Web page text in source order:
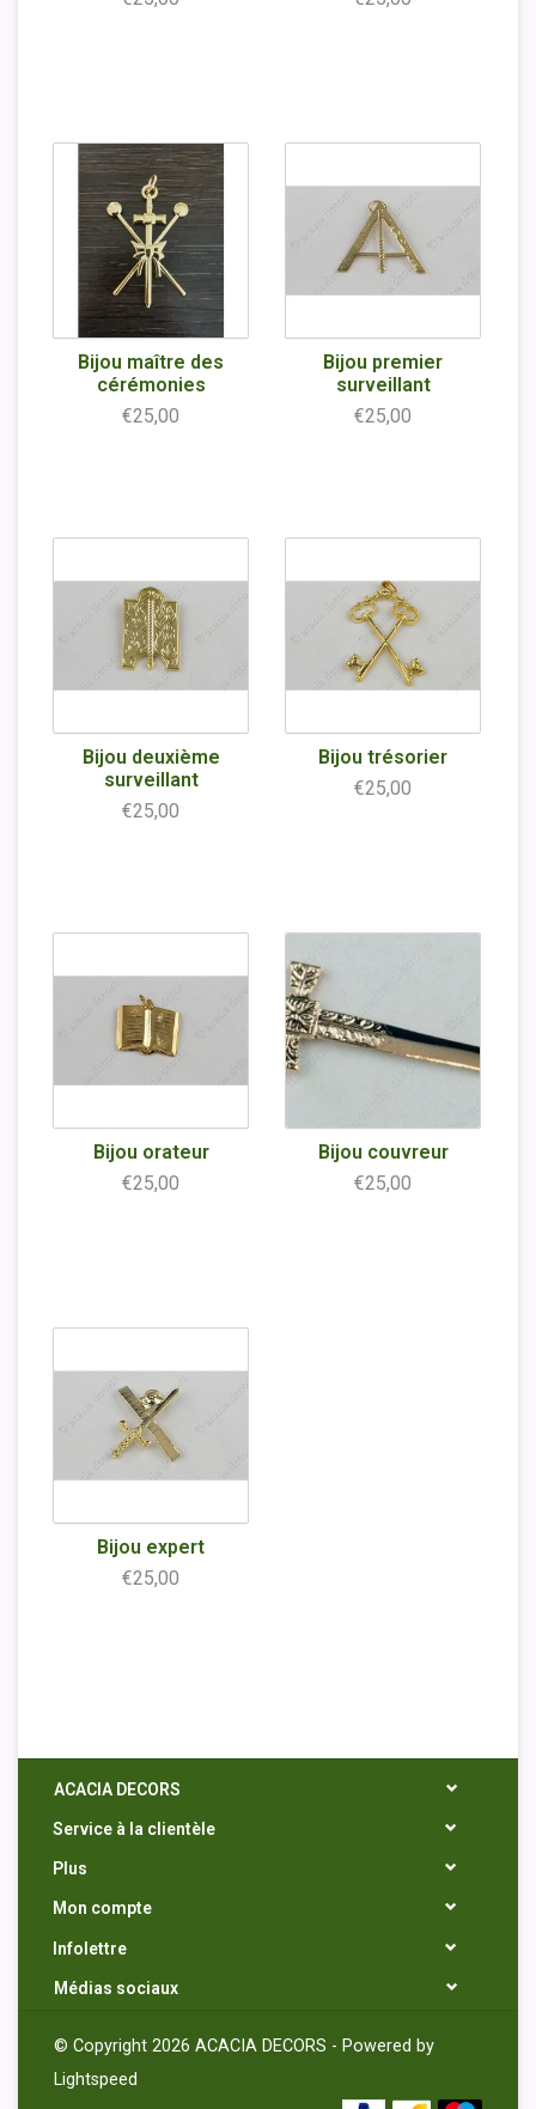
Bijou maître des
cérémonies
€25,00
Bijou premier
surveillant
€25,00
Bijou deuxième
surveillant
€25,00
Bijou trésorier
€25,00
Bijou orateur
€25,00
Bijou couvreur
€25,00
Bijou expert
€25,00
ACACIA DECORS
Service à la clientèle
Plus
Mon compte
Infolettre
Médias sociaux
© Copyright 2026 ACACIA DECORS - Powered by
Lightspeed